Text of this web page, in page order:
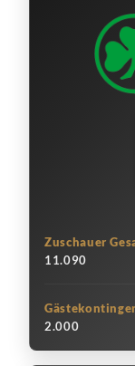
Zuschauer
11.090
2.000